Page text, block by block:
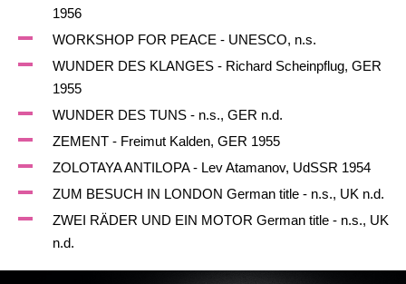
1956
WORKSHOP FOR PEACE - UNESCO, n.s.
WUNDER DES KLANGES - Richard Scheinpflug, GER
1955
WUNDER DES TUNS - n.s., GER n.d.
ZEMENT - Freimut Kalden, GER 1955
ZOLOTAYA ANTILOPA - Lev Atamanov, UdSSR 1954
ZUM BESUCH IN LONDON German title - n.s., UK n.d.
ZWEI RÄDER UND EIN MOTOR German title - n.s., UK
n.d.